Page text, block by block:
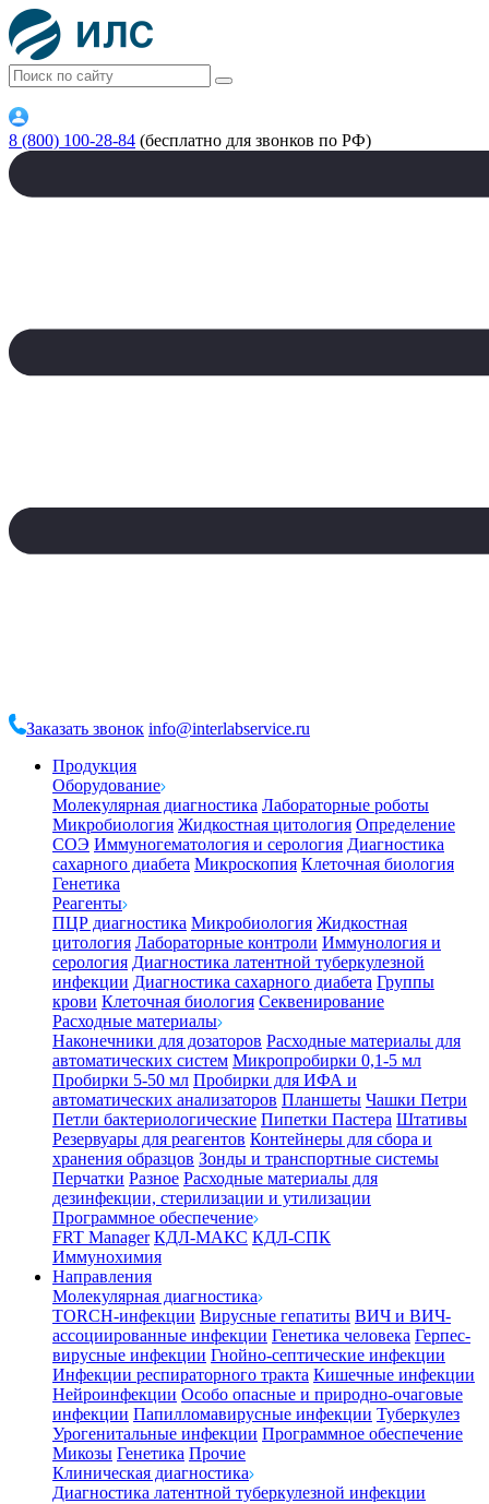
8 (800) 100-28-84 (бесплатно для звонков по РФ)
Заказать звонок info@interlabservice.ru
Продукция
Оборудование
Молекулярная диагностика Лабораторные роботы
Микробиология Жидкостная цитология Определение
СОЭ Иммуногематология и серология Диагностика
сахарного диабета Микроскопия Клеточная биология
Генетика
Реагенты
ПЦР диагностика Микробиология Жидкостная
цитология Лабораторные контроли Иммунология и
серология Диагностика латентной туберкулезной
инфекции Диагностика сахарного диабета Группы
крови Клеточная биология Секвенирование
Расходные материалы
Наконечники для дозаторов Расходные материалы для
автоматических систем Микропробирки 0,1-5 мл
Пробирки 5-50 мл Пробирки для ИФА и
автоматических анализаторов Планшеты Чашки Петри
Петли бактериологические Пипетки Пастера Штативы
Резервуары для реагентов Контейнеры для сбора и
хранения образцов Зонды и транспортные системы
Перчатки Разное Расходные материалы для
дезинфекции, стерилизации и утилизации
Программное обеспечение
FRT Manager КДЛ-МАКС КДЛ-СПК
Иммунохимия
Направления
Молекулярная диагностика
TORCH-инфекции Вирусные гепатиты ВИЧ и ВИЧ-
ассоциированные инфекции Генетика человека Герпес-
вирусные инфекции Гнойно-септические инфекции
Инфекции респираторного тракта Кишечные инфекции
Нейроинфекции Особо опасные и природно-очаговые
инфекции Папилломавирусные инфекции Туберкулез
Урогенитальные инфекции Программное обеспечение
Микозы Генетика Прочие
Клиническая диагностика
Диагностика латентной туберкулезной инфекции